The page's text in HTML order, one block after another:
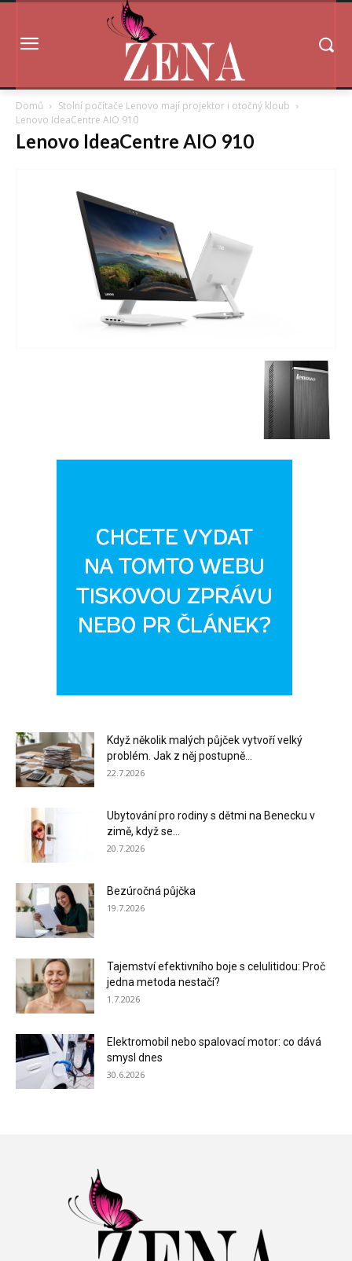
Domů
Stolní počítače Lenovo mají projektor i otočný kloub
Lenovo IdeaCentre AIO 910
Lenovo IdeaCentre AIO 910
Když několik malých půjček vytvoří velký
problém. Jak z něj postupně...
22.7.2026
Ubytování pro rodiny s dětmi na Benecku v
zimě, když se...
20.7.2026
Bezúročná půjčka
19.7.2026
Tajemství efektivního boje s celulitidou: Proč
jedna metoda nestačí?
1.7.2026
Elektromobil nebo spalovací motor: co dává
smysl dnes
30.6.2026